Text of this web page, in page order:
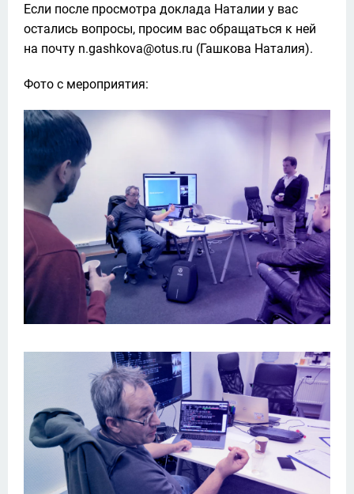
Если после просмотра доклада Наталии у вас
остались вопросы, просим вас обращаться к ней
на почту n.gashkova@otus.ru (Гашкова Наталия).
Фото с мероприятия: